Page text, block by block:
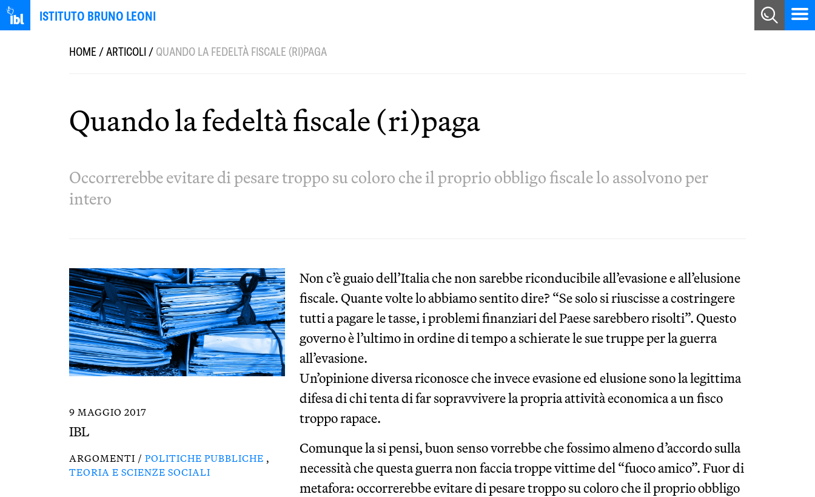
ISTITUTO BRUNO LEONI
HOME/ARTICOLI/QUANDO LA FEDELTÀ FISCALE (RI)PAGA
Quando la fedeltà fiscale (ri)paga
Occorrerebbe evitare di pesare troppo su coloro che il proprio obbligo fiscale lo assolvono per
intero
9 MAGGIO 2017
IBL
ARGOMENTI / POLITICHE PUBBLICHE ,
TEORIA E SCIENZE SOCIALI
Non c’è guaio dell’Italia che non sarebbe riconducibile all’evasione e all’elusione
fiscale. Quante volte lo abbiamo sentito dire? “Se solo si riuscisse a costringere
tutti a pagare le tasse, i problemi finanziari del Paese sarebbero risolti”. Questo
governo è l’ultimo in ordine di tempo a schierate le sue truppe per la guerra
all’evasione.
Un’opinione diversa riconosce che invece evasione ed elusione sono la legittima
difesa di chi tenta di far sopravvivere la propria attività economica a un fisco
troppo rapace.
Comunque la si pensi, buon senso vorrebbe che fossimo almeno d’accordo sulla
necessità che questa guerra non faccia troppe vittime del “fuoco amico”. Fuor di
metafora: occorrerebbe evitare di pesare troppo su coloro che il proprio obbligo